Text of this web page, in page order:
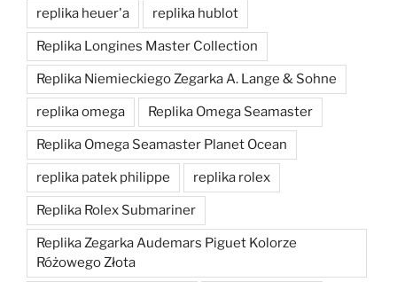
replika heuer'a replika hublot
Replika Longines Master Collection
Replika Niemieckiego Zegarka A. Lange & Sohne
replika omega Replika Omega Seamaster
Replika Omega Seamaster Planet Ocean
replika patek philippe replika rolex
Replika Rolex Submariner
Replika Zegarka Audemars Piguet Kolorze
Różowego Złota